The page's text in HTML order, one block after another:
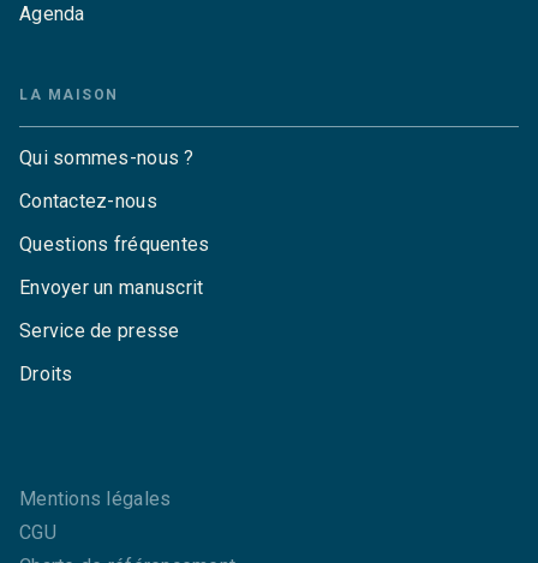
Agenda
LA MAISON
Qui sommes-nous ?
Contactez-nous
Questions fréquentes
Envoyer un manuscrit
Service de presse
Droits
Mentions légales
CGU